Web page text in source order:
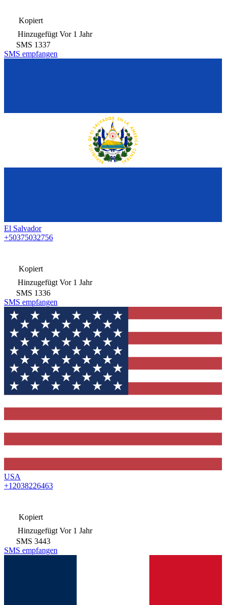
Kopiert
Hinzugefügt Vor 1 Jahr
SMS 1337
SMS empfangen
El Salvador
+50375032756
Kopiert
Hinzugefügt Vor 1 Jahr
SMS 1336
SMS empfangen
USA
+12038226463
Kopiert
Hinzugefügt Vor 1 Jahr
SMS 3443
SMS empfangen